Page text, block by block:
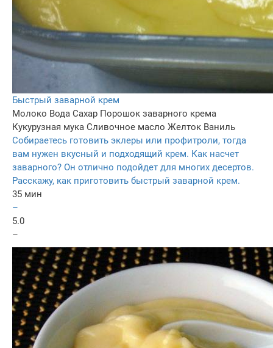
Быстрый заварной крем
Молоко Вода Сахар Порошок заварного крема
Кукурузная мука Сливочное масло Желток Ваниль
Собираетесь готовить эклеры или профитроли, тогда
вам нужен вкусный и подходящий крем. Как насчет
заварного? Он отлично подойдет для многих десертов.
Расскажу, как приготовить быстрый заварной крем.
35 мин
–
5.0
–